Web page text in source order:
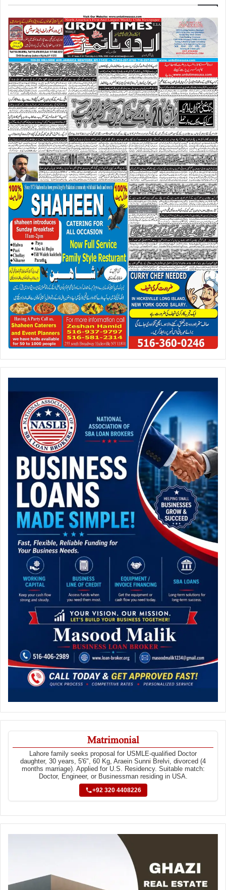
Matrimonial
Lahore family seeks proposal for USMLE-qualified Doctor
daughter, 30 years, 5'6", 60 Kg, Araein Sunni Brelvi, divorced (4
months marriage). Applied for U.S. Residency. Suitable match:
Doctor, Engineer, or Businessman residing in USA.
+92 320 4408226